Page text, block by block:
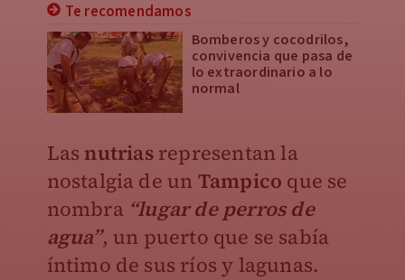
Te recomendamos
Bomberos y cocodrilos,
convivencia que pasa de
lo extraordinario a lo
normal
Las nutriasrepresentan la
nostalgia de un Tampico que se
nombra “lugar de perros de
agua”, un puerto que se sabía
íntimo de sus ríos y lagunas.